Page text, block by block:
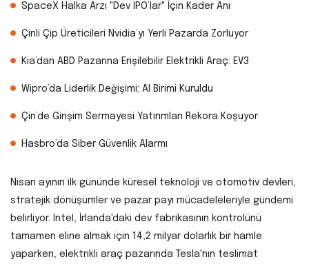
SpaceX Halka Arzı "Dev IPO’lar" İçin Kader Anı
Çinli Çip Üreticileri Nvidia’yı Yerli Pazarda Zorluyor
Kia’dan ABD Pazarına Erişilebilir Elektrikli Araç: EV3
Wipro’da Liderlik Değişimi: AI Birimi Kuruldu
Çin’de Girişim Sermayesi Yatırımları Rekora Koşuyor
Hasbro’da Siber Güvenlik Alarmı
Nisan ayının ilk gününde küresel teknoloji ve otomotiv devleri,
stratejik dönüşümler ve pazar payı mücadeleleriyle gündemi
belirliyor. Intel, İrlanda'daki dev fabrikasının kontrolünü
tamamen eline almak için 14,2 milyar dolarlık bir hamle
yaparken; elektrikli araç pazarında Tesla'nın teslimat